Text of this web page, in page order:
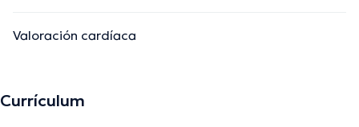
Valoración cardíaca
Currículum